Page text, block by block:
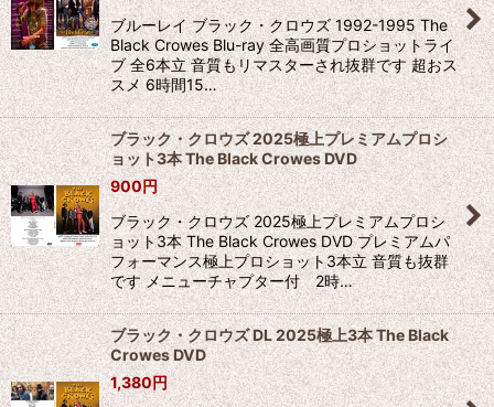
ブルーレイ ブラック・クロウズ 1992-1995 The
Black Crowes Blu-ray 全高画質プロショットライ
ブ 全6本立 音質もリマスターされ抜群です 超おス
スメ 6時間15…
ブラック・クロウズ 2025極上プレミアムプロシ
ョット3本 The Black Crowes DVD
900円
ブラック・クロウズ 2025極上プレミアムプロシ
ョット3本 The Black Crowes DVD プレミアムパ
フォーマンス極上プロショット3本立 音質も抜群
です メニューチャプター付 2時…
ブラック・クロウズ DL 2025極上3本 The Black
Crowes DVD
1,380円